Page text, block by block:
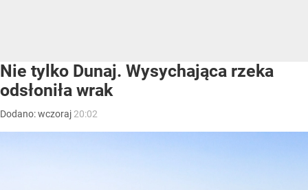
Nie tylko Dunaj. Wysychająca rzeka
odsłoniła wrak
Dodano:wczoraj 20:02